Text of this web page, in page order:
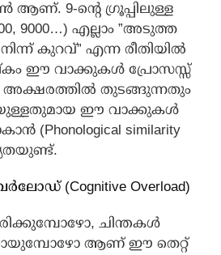
ആണ്. 9-ന്റെ ഗ്രൂപ്പിലുള്ള
9000…) എല്ലാം ”അടുത്ത
കുറവ്” എന്ന രീതിയില്‍
ഈ വാക്കുകള്‍ പ്രോസസ്സ്
അക്ഷരത്തില്‍ തുടങ്ങുന്നതും
ഈ വാക്കുകള്‍
(Phonological similarity
(Cognitive Overload)
ചിന്തകള്‍
പായുമ്പോഴോ ആണ് ഈ തെറ്റ്